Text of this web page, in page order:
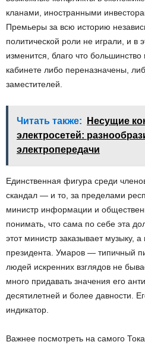
кланами, иностранными
Премьеры за всю историю
политической роли не играли, и в
изменится, благо что
кабинете либо переназначены,
заместителей.
Читать также:
Несущие
электросетей:
электропередачи
Единственная фигура среди
скандал — и то, за пределами
министр информации и
понимать, что сама по себе эта
этот министр заказывает музыку,
президента. Умаров — типичный
людей искренних взглядов не
много придавать значения его
десятилетней и более давности.
индикатор.
Важнее посмотреть на самого